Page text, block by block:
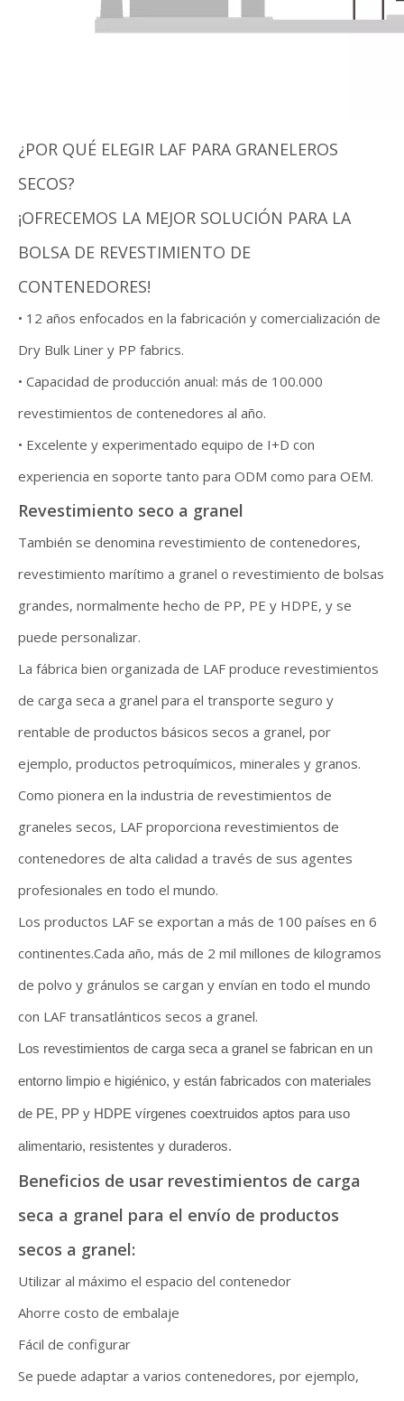
¿POR QUÉ ELEGIR LAF PARA GRANELEROS
SECOS?
¡OFRECEMOS LA MEJOR SOLUCIÓN PARA LA
BOLSA DE REVESTIMIENTO DE
CONTENEDORES!
• 12 años enfocados en la fabricación y comercialización de
Dry Bulk Liner y PP fabrics.
• Capacidad de producción anual: más de 100.000
revestimientos de contenedores al año.
• Excelente y experimentado equipo de I+D con
experiencia en soporte tanto para ODM como para OEM.
Revestimiento seco a granel
También se denomina revestimiento de contenedores,
revestimiento marítimo a granel o revestimiento de bolsas
grandes, normalmente hecho de PP, PE y HDPE, y se
puede personalizar.
La fábrica bien organizada de LAF produce revestimientos
de carga seca a granel para el transporte seguro y
rentable de productos básicos secos a granel, por
ejemplo, productos petroquímicos, minerales y granos.
Como pionera en la industria de revestimientos de
graneles secos, LAF proporciona revestimientos de
contenedores de alta calidad a través de sus agentes
profesionales en todo el mundo.
Los productos LAF se exportan a más de 100 países en 6
continentes.Cada año, más de 2 mil millones de kilogramos
de polvo y gránulos se cargan y envían en todo el mundo
con LAF transatlánticos secos a granel.
Los revestimientos de carga seca a granel se fabrican en un
entorno limpio e higiénico, y están fabricados con materiales
de PE, PP y HDPE vírgenes coextruidos aptos para uso
alimentario, resistentes y duraderos.
Beneficios de usar revestimientos de carga
seca a granel para el envío de productos
secos a granel:
Utilizar al máximo el espacio del contenedor
Ahorre costo de embalaje
Fácil de configurar
Se puede adaptar a varios contenedores, por ejemplo,